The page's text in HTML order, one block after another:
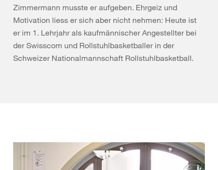
Zimmermann musste er aufgeben. Ehrgeiz und
Motivation liess er sich aber nicht nehmen: Heute ist
er im 1. Lehrjahr als kaufmännischer Angestellter bei
der Swisscom und Rollstuhlbasketballer in der
Schweizer Nationalmannschaft Rollstuhlbasketball.